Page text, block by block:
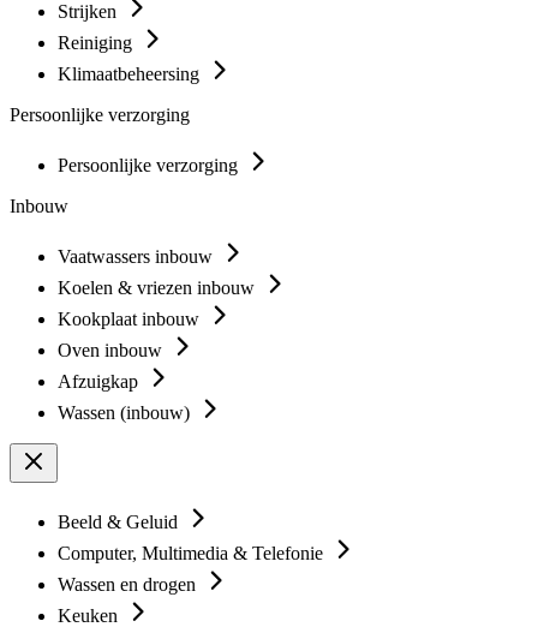
Strijken
Reiniging
Klimaatbeheersing
Persoonlijke verzorging
Persoonlijke verzorging
Inbouw
Vaatwassers inbouw
Koelen & vriezen inbouw
Kookplaat inbouw
Oven inbouw
Afzuigkap
Wassen (inbouw)
Beeld & Geluid
Computer, Multimedia & Telefonie
Wassen en drogen
Keuken